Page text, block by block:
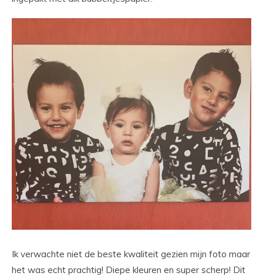
Ik verwachte niet de beste kwaliteit gezien mijn foto maar
het was echt prachtig! Diepe kleuren en super scherp! Dit